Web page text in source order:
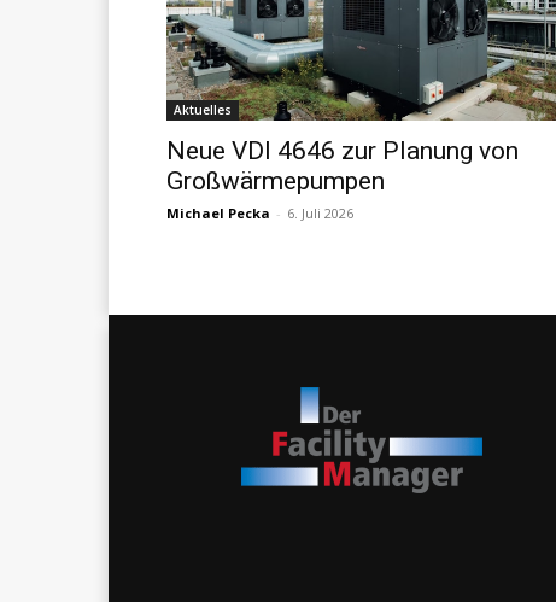
Aktuelles
Neue VDI 4646 zur Planung von
Großwärmepumpen
Michael Pecka - 6. Juli 2026